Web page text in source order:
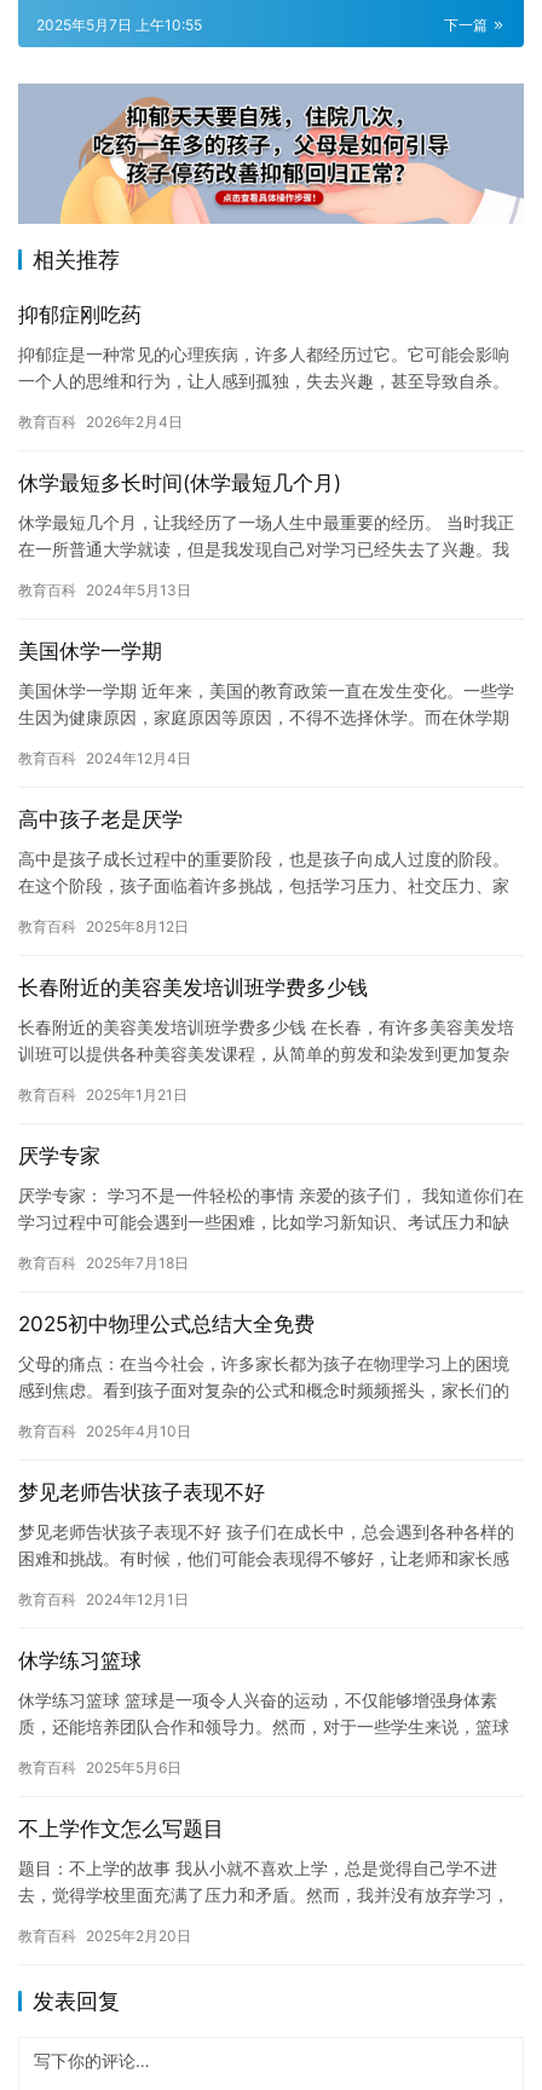
下一篇
2025年5月7日 上午10:55
相关推荐
抑郁症刚吃药
抑郁症是一种常见的心理疾病，许多人都经历过它。它可能会影响
一个人的思维和行为，让人感到孤独，失去兴趣，甚至导致自杀。
并且通…
教育百科 2026年2月4日
休学最短多长时间(休学最短几个月)
休学最短几个月，让我经历了一场人生中最重要的经历。 当时我正
在一所普通大学就读，但是我发现自己对学习已经失去了兴趣。我
心我…
教育百科 2024年5月13日
美国休学一学期
美国休学一学期 近年来，美国的教育政策一直在发生变化。一些学
生因为健康原因，家庭原因等原因，不得不选择休学。而在休学期
间的…
教育百科 2024年12月4日
高中孩子老是厌学
高中是孩子成长过程中的重要阶段，也是孩子向成人过度的阶段。
在这个阶段，孩子面临着许多挑战，包括学习压力、社交压力、家
和生活…
教育百科 2025年8月12日
长春附近的美容美发培训班学费多少钱
长春附近的美容美发培训班学费多少钱 在长春，有许多美容美发培
训班可以提供各种美容美发课程，从简单的剪发和染发到更加复杂
高美…
教育百科 2025年1月21日
厌学专家
厌学专家： 学习不是一件轻松的事情 亲爱的孩子们， 我知道你们在
学习过程中可能会遇到一些困难，比如学习新知识、考试压力和缺
教育百科 2025年7月18日
2025初中物理公式总结大全免费
父母的痛点：在当今社会，许多家长都为孩子在物理学习上的困境
感到焦虑。看到孩子面对复杂的公式和概念时频频摇头，家长们的
升学和…
教育百科 2025年4月10日
梦见老师告状孩子表现不好
梦见老师告状孩子表现不好 孩子们在成长中，总会遇到各种各样的
困难和挑战。有时候，他们可能会表现得不够好，让老师和家长感
好地…
教育百科 2024年12月1日
休学练习篮球
休学练习篮球 篮球是一项令人兴奋的运动，不仅能够增强身体素
质，还能培养团队合作和领导力。然而，对于一些学生来说，篮球
间感到…
教育百科 2025年5月6日
不上学作文怎么写题目
题目：不上学的故事 我从小就不喜欢上学，总是觉得自己学不进
去，觉得学校里面充满了压力和矛盾。然而，我并没有放弃学习，
条与…
教育百科 2025年2月20日
发表回复